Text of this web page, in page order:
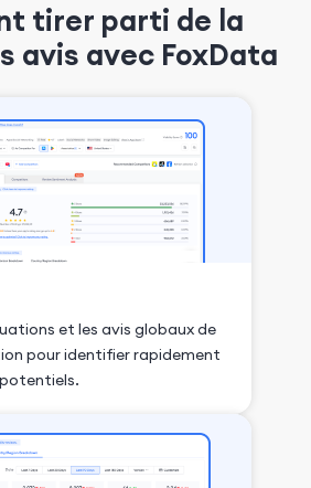
tirer parti de la
avis avec FoxData
et les avis globaux de
pour identifier rapidement